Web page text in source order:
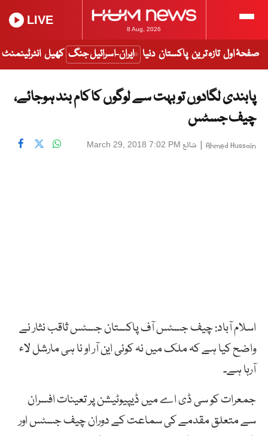
8 Aug, 2026
LIVE
صفحۂ اول تازہ ترین پاکستان دنیا ایران-اسرائیل جنگ کھیل انٹرٹینمنٹ
پابندی لگادوں تو بہت سے لوگوں کا کام بند ہوجائے،
چیف جسٹس
Ahmed Hussain
| شائع March 29, 2018 7:02 PM
اسلام آباد: چیف جسٹس آف پاکستان جسٹس ثاقب نثار نے
واضح کیا ہے کہ ملک میں نہ کوئی این آر او نا ہی مارشل لاء
آرہا ہے۔
جمعرات کو سی ڈی اے میں ڈیپیوٹیشن پر تعینات افسران
سے متعلق مقدمے کی سماعت کے دوران چیف جسٹس اور